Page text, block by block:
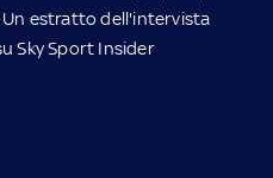
estratto dell'intervista
Sky Sport Insider